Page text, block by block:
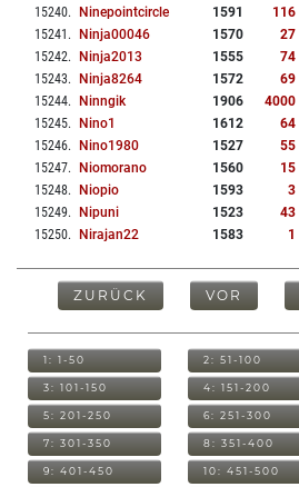
15240. Ninepointcircle 1591 116
15241 . Ninja00046 1570 27
15242. Ninja2013 1555 74
15243. Ninja8264 1572 69
15244. Ninngik 1906 4000
15245. Nino1 1612 64
15246. Nino1980 1527 55
15247. Niomorano 1560 15
15248. Niopio 1593 3
15249. Nipuni 1523 43
15250. Nirajan22 1583 1
ZURÜCK VOR
1: 1-50 2: 51-100
3: 101-150 4: 151-200
5: 201-250 6: 251-300
7: 301-350 8: 351-400
9: 401-450 10: 451-500